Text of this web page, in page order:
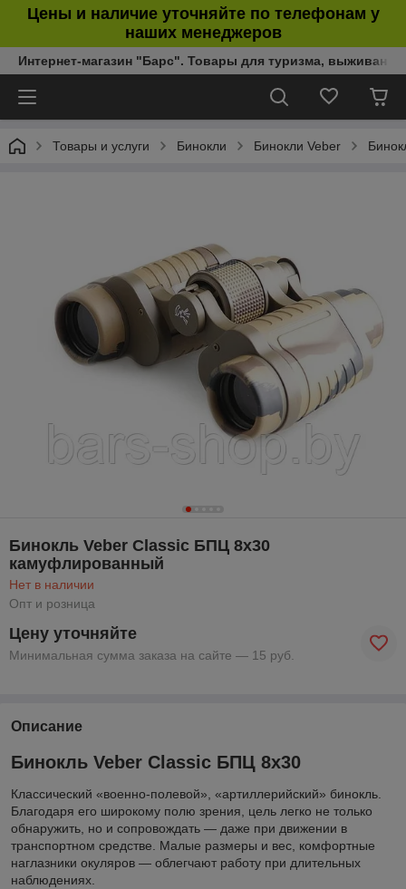
Цены и наличие уточняйте по телефонам у
наших менеджеров
Интернет-магазин "Барс". Товары для туризма,
Товары и услуги Бинокли Бинокли Veber
Бинокль Veber Classic БПЦ 8x30
камуфлированный
Нет в наличии
Опт и розница
Цену уточняйте
Минимальная сумма заказа на сайте — 15 руб.
Описание
Бинокль Veber Classic БПЦ 8x30
Классический «военно-полевой», «артиллерийский» бинокль.
Благодаря его широкому полю зрения, цель легко не только
обнаружить, но и сопровождать — даже при движении в
транспортном средстве. Малые размеры и вес, комфортные
наглазники окуляров — облегчают работу при длительных
наблюдениях.